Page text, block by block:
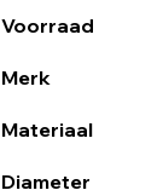
Voorraad
Merk
Materiaal
Diameter